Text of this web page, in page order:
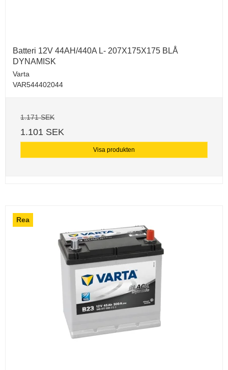
Batteri 12V 44AH/440A L- 207X175X175 BLÅ
DYNAMISK
Varta
VAR544402044
1.171 SEK
1.101 SEK
Visa produkten
Rea